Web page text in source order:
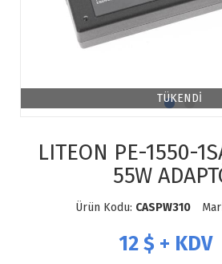
TÜKENDİ
LITEON PE-1550-
55W
Ürün Kodu: CASPW310
12 $ + KDV